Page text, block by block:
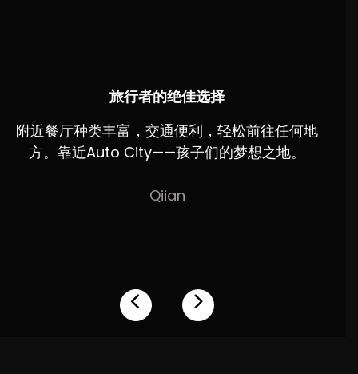
旅行者的绝佳选择
附近餐厅种类丰富，交通便利，轻松前往任何地
方。靠近Auto City——孩子们的梦想之地。
Qiian
huiling619202